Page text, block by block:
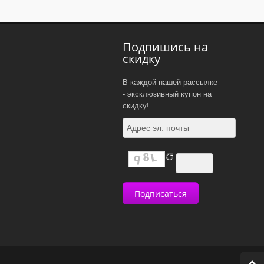
Подпишись на
скидку
В каждой нашей рассылке
- эксклюзивный купон на
скидку!